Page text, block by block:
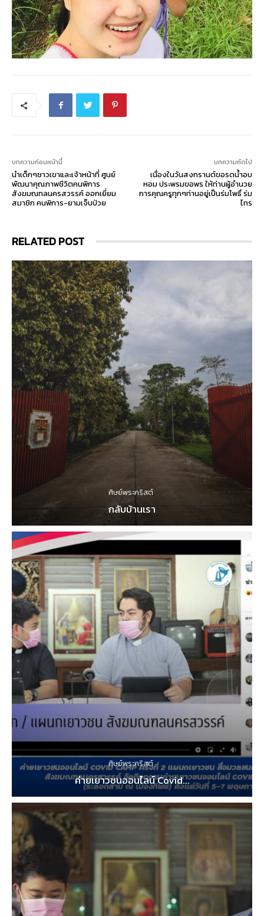
บทความก่อนหน้านี้
นำเด็กๆชาวเขาและเจ้าหน้าที่ ศูนย์
พัฒนาคุณภาพชีวิตคนพิการ
สังฆมณฑลนครสวรรค์ ออกเยี่ยม
สมาชิก คนพิการ-ยามเจ็บป่วย
บทความถัดไป
เนื่องในวันสงกรานต์ขอรดน้ำอบ
หอม ประพรมขอพร ให้ท่านผู้อำนวย
การคุณครูทุกๆท่านอยู่เป็นร่มโพธิ์ ร่ม
ไทร
RELATED POST
ศิษย์พระคริสต์
กลับบ้านเรา
ศิษย์พระคริสต์
ค่ายเยาวชนออนไลน์ Covid...